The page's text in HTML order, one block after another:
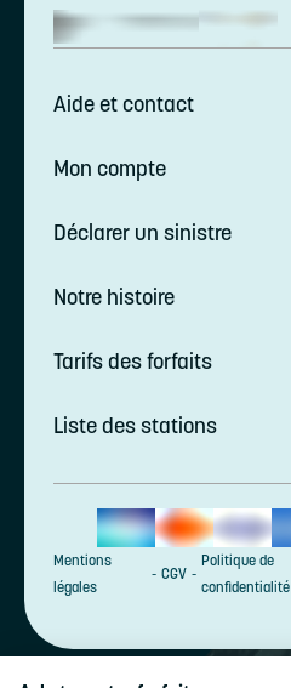
Aide et contact
Mon compte
Déclarer un sinistre
Notre histoire
Tarifs des forfaits
Liste des stations
Mentions
légales
CGV
Politique de
confidentialité